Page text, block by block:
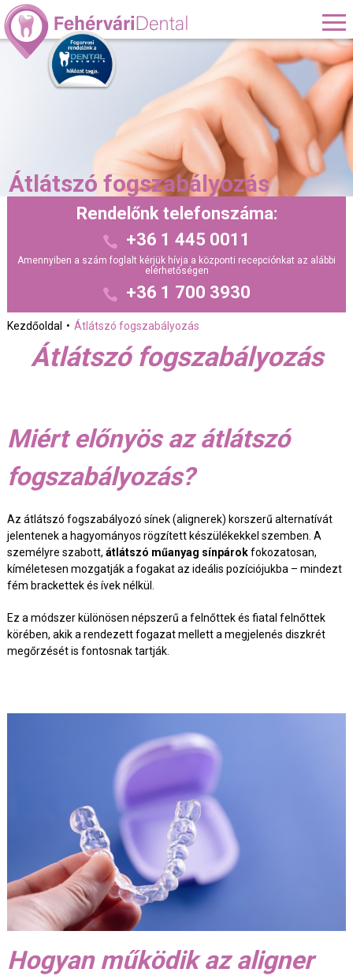
Átlátszó fogszabályozás
Rendelőnk telefonszáma:
+36 1 445 0011
Amennyiben a szám foglalt kérjük hívja a központi recepciónkat az alábbi
elérhetőségen
+36 1 700 3930
Kezdőoldal Átlátszó fogszabályozás
Átlátszó fogszabályozás
Miért előnyös az átlátszó
fogszabályozás?
Az átlátszó fogszabályozó sínek (alignerek) korszerű alternatívát
jelentenek a hagyományos rögzített készülékekkel szemben. A
személyre szabott, átlátszó műanyag sínpárokfokozatosan,
kíméletesen mozgatják a fogakat az ideális pozíciójukba – mindezt
fém brackettek és ívek nélkül.
Ez a módszer különösen népszerű a felnőttek és fiatal felnőttek
körében, akik a rendezett fogazat mellett a megjelenés diszkrét
megőrzését is fontosnak tartják.
Hogyan működik az aligner